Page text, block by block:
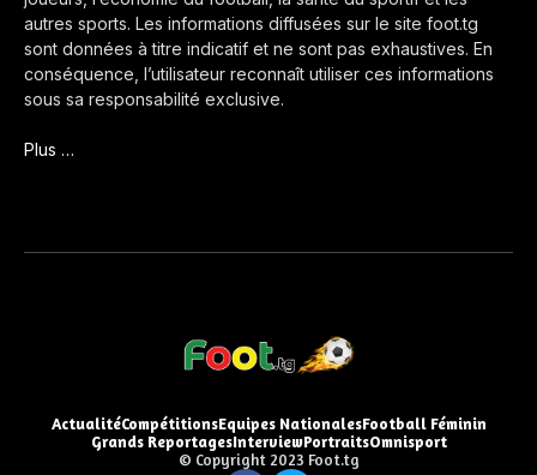
autres sports. Les informations diffusées sur le site foot.tg
sont données à titre indicatif et ne sont pas exhaustives. En
conséquence, l’utilisateur reconnaît utiliser ces informations
sous sa responsabilité exclusive.
Plus …
ActualitéCompétitionsEquipes NationalesFootball Féminin
Grands ReportagesInterviewPortraitsOmnisport
© Copyright 2023 Foot.tg